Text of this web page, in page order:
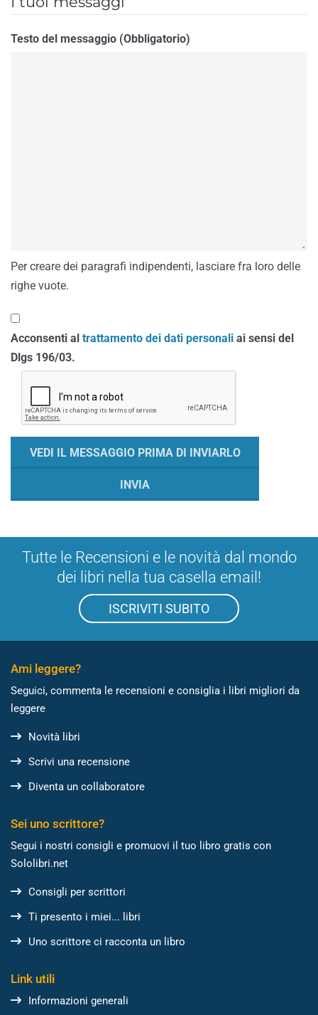
Testo del messaggio (Obbligatorio)
Per creare dei paragrafi indipendenti, lasciare fra loro delle
righe vuote.
Acconsenti al trattamento dei dati personali ai sensi del
Dlgs 196/03.
Tutte le Recensioni e le novità dal mondo
dei libri nella tua casella email!
ISCRIVITI SUBITO
Ami leggere?
Seguici, commenta le recensioni e consiglia i libri migliori da
leggere
Novità libri
Scrivi una recensione
Diventa un collaboratore
Sei uno scrittore?
Segui i nostri consigli e promuovi il tuo libro gratis con
Sololibri.net
Consigli per scrittori
Ti presento i miei... libri
Uno scrittore ci racconta un libro
Link utili
Informazioni generali